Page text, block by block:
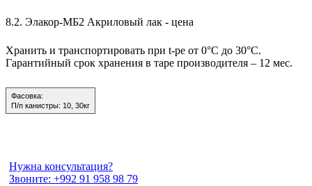
8.2. Элакор-МБ2 Акриловый лак - цена
Хранить и транспортировать при t-ре от 0°С до 30°С.
Гарантийный срок хранения в таре производителя – 12 мес.
Фасовка:
П/п канистры: 10, 30кг
Нужна консультация?
Звоните: +992 91 958 98 79